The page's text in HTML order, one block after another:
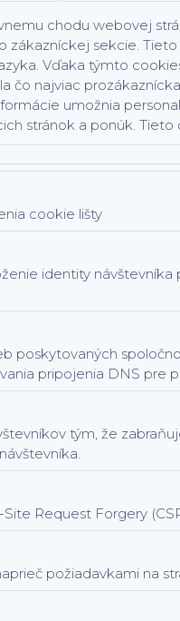
chodu webovej
zákazníckej sekcie. Tieto
Vďaka týmto
čo najviac
umožnia
stránok a ponúk. Tieto
cookie lišty
identity
poskytovaných
pripojenia DNS pre
tým, že
Request Forgery
požiadavkami na